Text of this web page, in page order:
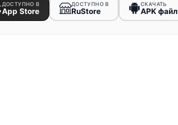
ДОСТУПНО В
App Store
ДОСТУПНО В
RuStore
СКАЧАТЬ
APK файл